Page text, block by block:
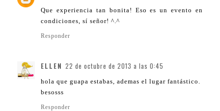
Que experiencia tan bonita! Eso es un evento en
condiciones, sí señor! ^.^
Responder
ELLEN 22 de octubre de 2013 a las 0:45
hola que guapa estabas, ademas el lugar fantástico.
besosss
Responder